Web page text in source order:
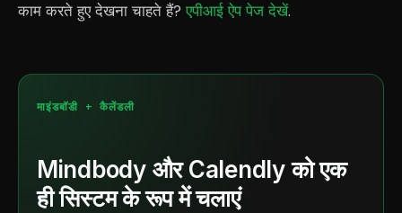
काम करते हुए देखना चाहते हैं? एपीआई ऐप पेज देखें.
माइंडबॉडी + कैलेंडली
Mindbody और Calendly को एक
ही सिस्टम के रूप में चलाएं